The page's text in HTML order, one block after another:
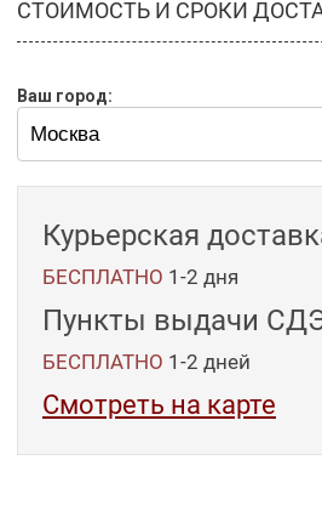
СТОИМОСТЬ И СРОКИ
Ваш город:
Курьерская
БЕСПЛАТНО 1-2 дня
Пункты выдачи
БЕСПЛАТНО 1-2 дней
Смотреть на карте